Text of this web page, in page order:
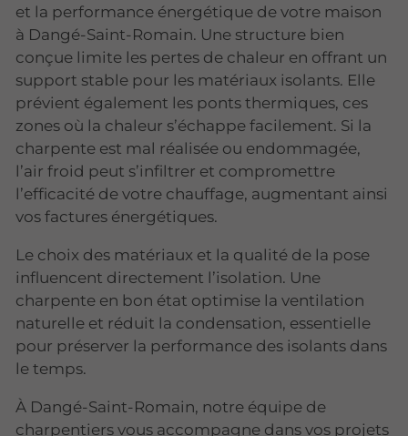
et la performance énergétique de votre maison
à Dangé-Saint-Romain. Une structure bien
conçue limite les pertes de chaleur en offrant un
support stable pour les matériaux isolants. Elle
prévient également les ponts thermiques, ces
zones où la chaleur s’échappe facilement. Si la
charpente est mal réalisée ou endommagée,
l’air froid peut s’infiltrer et compromettre
l’efficacité de votre chauffage, augmentant ainsi
vos factures énergétiques.
Le choix des matériaux et la qualité de la pose
influencent directement l’isolation. Une
charpente en bon état optimise la ventilation
naturelle et réduit la condensation, essentielle
pour préserver la performance des isolants dans
le temps.
À Dangé-Saint-Romain, notre équipe de
charpentiers vous accompagne dans vos projets